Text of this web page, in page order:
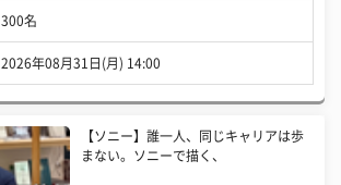
300名
2026年08月31日(月) 14:00
【ソニー】誰一人、同じキャリアは歩
まない。ソニーで描く、